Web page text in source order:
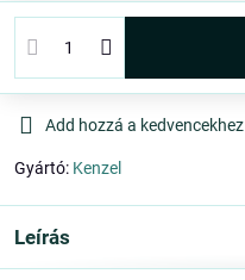
Add hozzá a kedvencekhez
Gyártó: Kenzel
Leírás